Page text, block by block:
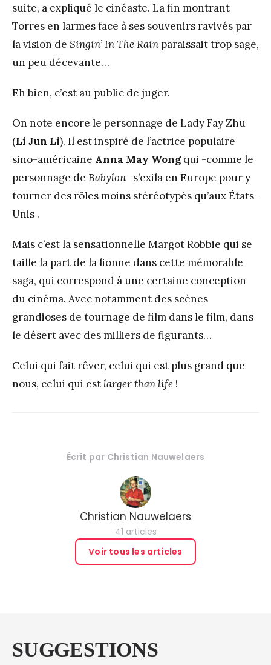
suite, a expliqué le cinéaste. La fin montrant
Torres en larmes face à ses souvenirs ravivés par
la vision de Singin’ In The Rain paraissait trop sage,
un peu décevante…
Eh bien, c’est au public de juger.
On note encore le personnage de Lady Fay Zhu
(Li Jun Li). Il est inspiré de l’actrice populaire
sino-américaine Anna May Wongqui -comme le
personnage de Babylon -s’exila en Europe pour y
tourner des rôles moins stéréotypés qu’aux États-
Unis .
Mais c’est la sensationnelle Margot Robbie qui se
taille la part de la lionne dans cette mémorable
saga, qui correspond à une certaine conception
du cinéma. Avec notamment des scènes
grandioses de tournage de film dans le film, dans
le désert avec des milliers de figurants…
Celui qui fait rêver, celui qui est plus grand que
nous, celui qui est larger than life !
Écrit par Christian Nauwelaers
Christian Nauwelaers
41 articles
Voir tous les articles
SUGGESTIONS